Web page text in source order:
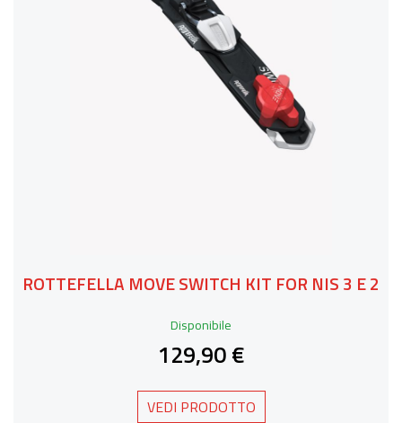
ROTTEFELLA MOVE SWITCH KIT FOR NIS 3 E 2
Disponibile
129,90 €
VEDI PRODOTTO